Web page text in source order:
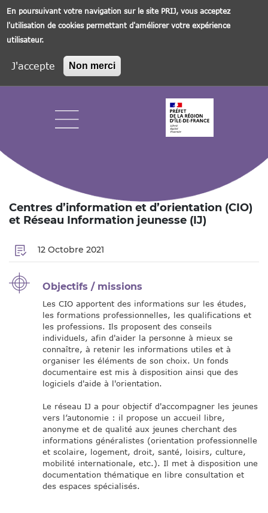
En poursuivant votre navigation sur le site PRIJ, vous acceptez
l'utilisation de cookies permettant d'améliorer votre expérience
utilisateur.
J'accepte Non merci
Centres d’information et d’orientation (CIO)
et Réseau Information jeunesse (IJ)
12 Octobre 2021
Objectifs / missions
Les CIO apportent des informations sur les études,
les formations professionnelles, les qualifications et
les professions. Ils proposent des conseils
individuels, afin d'aider la personne à mieux se
connaître, à retenir les informations utiles et à
organiser les éléments de son choix. Un fonds
documentaire est mis à disposition ainsi que des
logiciels d'aide à l'orientation.
Le réseau IJ a pour objectif d'accompagner les jeunes
vers l’autonomie : il propose un accueil libre,
anonyme et de qualité aux jeunes cherchant des
informations généralistes (orientation professionnelle
et scolaire, logement, droit, santé, loisirs, culture,
mobilité internationale, etc.). Il met à disposition une
documentation thématique en libre consultation et
des espaces spécialisés.